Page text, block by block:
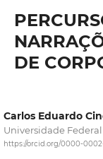
DE
Carlos Eduardo
Universidade
https://orcid.org/0000-0002-